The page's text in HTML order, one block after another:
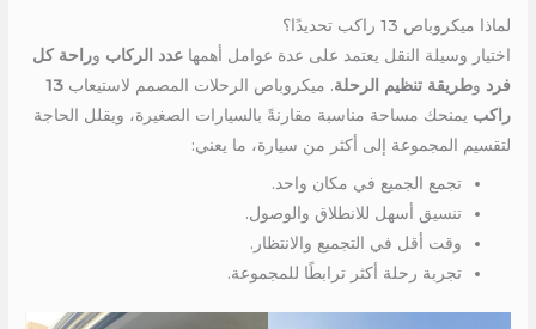
لماذا ميكروباص 13 راكب تحديدًا؟
اختيار وسيلة النقل يعتمد على عدة عوامل أهمهاعدد الركاب وراحة كل
فرد وطريقة تنظيم الرحلة. ميكروباص الرحلات المصمم لاستيعاب13
راكب يمنحك مساحة مناسبة مقارنةً بالسيارات الصغيرة، ويقلل الحاجة
لتقسيم المجموعة إلى أكثر من سيارة، ما يعني:
تجمع الجميع في مكان واحد.
تنسيق أسهل للانطلاق والوصول.
وقت أقل في التجميع والانتظار.
تجربة رحلة أكثر ترابطًا للمجموعة.